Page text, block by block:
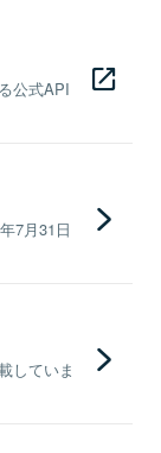
公式API
7月31日
していま